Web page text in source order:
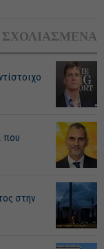
ΣΧΟΛΙΑΣΜΕΝΑ
που
στην